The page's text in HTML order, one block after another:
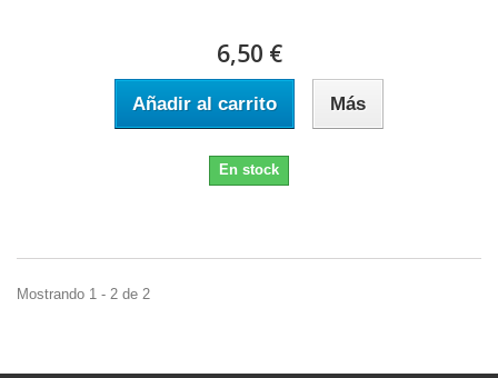
6,50 €
Añadir al carrito Más
En stock
Mostrando 1 - 2 de 2